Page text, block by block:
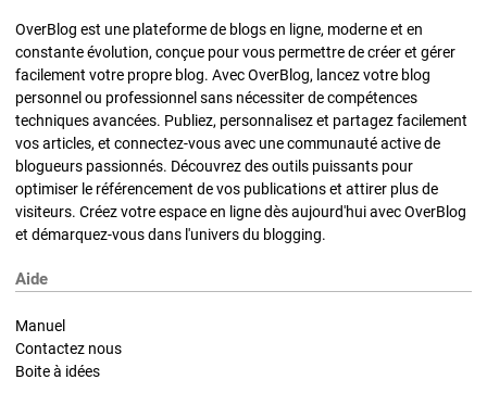
OverBlog est une plateforme de blogs en ligne, moderne et en
constante évolution, conçue pour vous permettre de créer et gérer
facilement votre propre blog. Avec OverBlog, lancez votre blog
personnel ou professionnel sans nécessiter de compétences
techniques avancées. Publiez, personnalisez et partagez facilement
vos articles, et connectez-vous avec une communauté active de
blogueurs passionnés. Découvrez des outils puissants pour
optimiser le référencement de vos publications et attirer plus de
visiteurs. Créez votre espace en ligne dès aujourd'hui avec OverBlog
et démarquez-vous dans l'univers du blogging.
Aide
Manuel
Contactez nous
Boite à idées